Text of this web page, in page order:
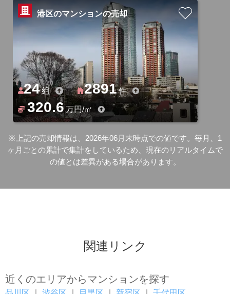
港区のマンションの売却
24組 2891件
320.6万円/㎡
※上記の売却情報は、2026年06月末時点での値です。毎月、1
ヶ月ごとの累計で集計をしているため、現在のリアルタイムで
の値とは差異がある場合があります。
関連リンク
近くのエリアからマンションを探す